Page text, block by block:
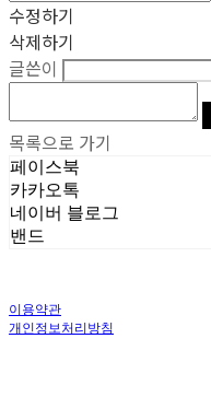
수정하기
삭제하기
글쓴이
목록으로 가기
페이스북
카카오톡
네이버 블로그
밴드
이용약관
개인정보처리방침